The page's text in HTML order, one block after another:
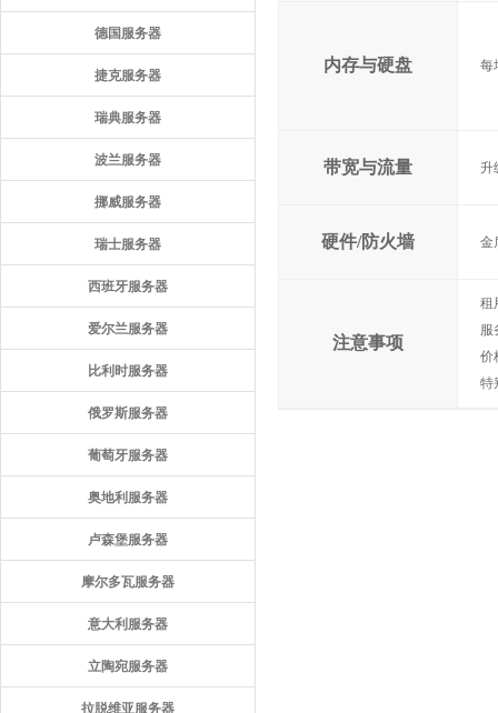
德国服务器
捷克服务器
瑞典服务器
波兰服务器
挪威服务器
瑞士服务器
西班牙服务器
爱尔兰服务器
比利时服务器
俄罗斯服务器
葡萄牙服务器
奥地利服务器
卢森堡服务器
摩尔多瓦服务器
意大利服务器
立陶宛服务器
拉脱维亚服务器
内存与硬盘 每
带宽与流量 升
硬件/防火墙 金
注意事项
租
服
价
特